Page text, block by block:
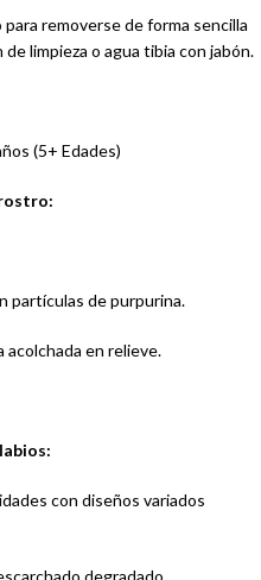
para removerse de forma sencilla
limpieza o agua tibia con jabón.
(5+ Edades)
partículas de purpurina.
en relieve.
con diseños variados